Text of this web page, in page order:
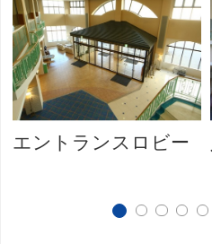
エントランスロビー